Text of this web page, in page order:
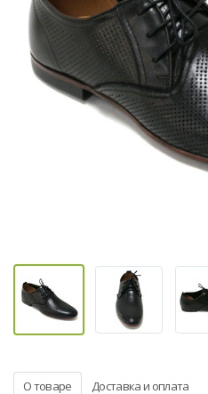
О товаре Доставка и оплата